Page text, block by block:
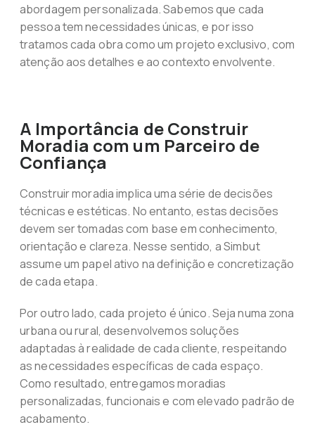
abordagem personalizada. Sabemos que cada
pessoa tem necessidades únicas, e por isso
tratamos cada obra como um projeto exclusivo, com
atenção aos detalhes e ao contexto envolvente.
A Importância de Construir
Moradia com um Parceiro de
Confiança
Construir moradia implica uma série de decisões
técnicas e estéticas. No entanto, estas decisões
devem ser tomadas com base em conhecimento,
orientação e clareza. Nesse sentido, a Simbut
assume um papel ativo na definição e concretização
de cada etapa.
Por outro lado, cada projeto é único. Seja numa zona
urbana ou rural, desenvolvemos soluções
adaptadas à realidade de cada cliente, respeitando
as necessidades específicas de cada espaço.
Como resultado, entregamos moradias
personalizadas, funcionais e com elevado padrão de
acabamento.